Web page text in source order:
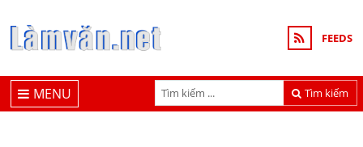
FEEDS
Tìm kiếm
MENU